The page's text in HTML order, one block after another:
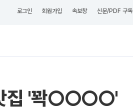
로그인 회원가입 속보창 신문/PDF 구독
맛집 '꽉○○○○'